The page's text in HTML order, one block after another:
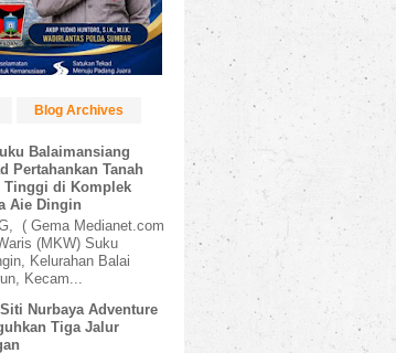
Blog Archives
Balaimansiang
Pertahankan Tanah
Tinggi di Komplek
Aie Dingin
( Gema Medianet.com
(MKW) Suku
Kelurahan Balai
Kecam...
Nurbaya Adventure
Tiga Jalur